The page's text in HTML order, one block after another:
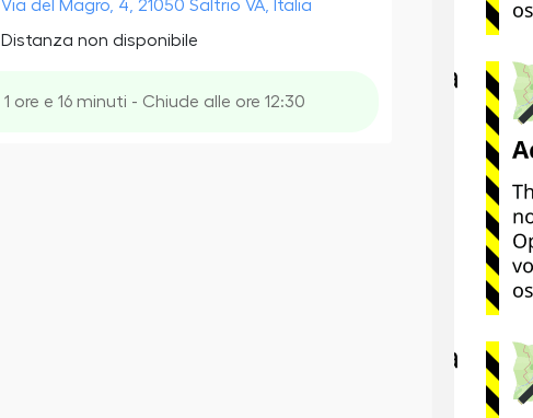
Via del Magro, 4, 21050 Saltrio VA, Italia
Distanza non disponibile
1 ore e 16 minuti - Chiude alle ore 12:30